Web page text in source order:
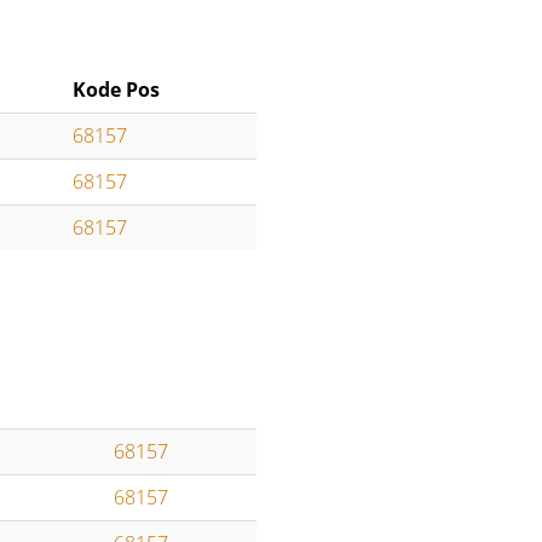
Kode Pos
68157
68157
68157
68157
68157